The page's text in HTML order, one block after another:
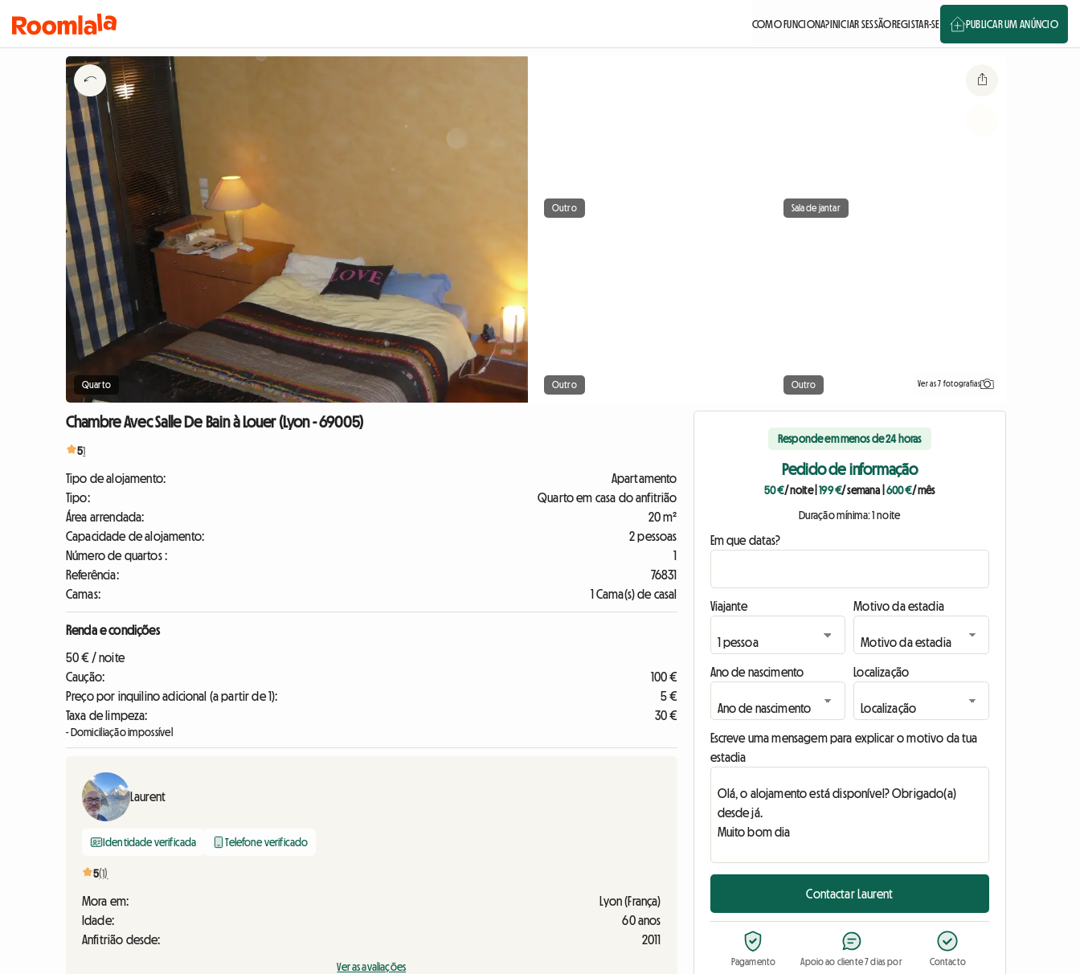
COMO FUNCIONA?INICIAR SESSÃOREGISTAR-SE PUBLICAR UM ANÚNCIO
Quarto
Outro Sala de jantar
Outro Outro Ver as 7 fotografias
Chambre Avec Salle De Bain à Louer (Lyon - 69005)
51
Tipo de alojamento:
Apartamento
Tipo:
Quarto em casa do anfitrião
Área arrendada:
20 m²
Capacidade de alojamento:
2 pessoas
Número de quartos :
1
Referência:
76831
Camas:
1 Cama(s) de casal
Renda e condições
50 € / noite
Caução:
100 €
Preço por inquilino adicional (a partir de 1):
5 €
Taxa de limpeza:
30 €
- Domiciliação impossível
Laurent
Identidade verificada Telefone verificado
5(1)
Mora em:
Lyon (França)
Idade:
60 anos
Anfitrião desde:
2011
Ver as avaliações
Responde em menos de 24 horas
Pedido de informação
50 €/ noite|199 €/ semana 600 €/ mês
Duração mínima: 1 noite
Em que datas?
Viajante Motivo da estadia
Ano de nascimento Localização
Escreve uma mensagem para explicar o motivo da tua
estadia
Contactar Laurent
Pagamento
Apoio ao cliente 7 dias por
Contacto